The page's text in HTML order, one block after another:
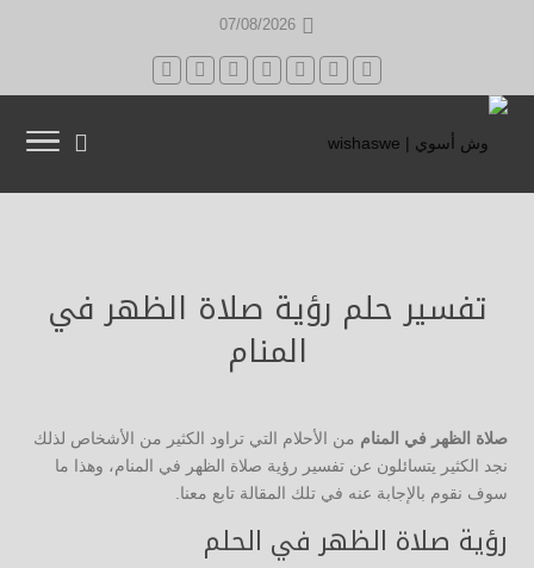
07/08/2026
تفسير حلم رؤية صلاة الظهر في
المنام
صلاة الظهر في المنام من الأحلام التي تراود الكثير من الأشخاص لذلك
نجد الكثير يتسائلون عن تفسير رؤية صلاة الظهر في المنام، وهذا ما
سوف نقوم بالإجابة عنه في تلك المقالة تابع معنا.
رؤية صلاة الظهر في الحلم